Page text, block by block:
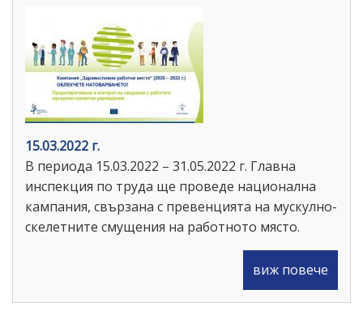
15.03.2022 г.
В периода 15.03.2022 – 31.05.2022 г. Главна
инспекция по труда ще проведе национална
кампания, свързана с превенцията на мускулно-
скелетните смущения на работното място.
виж повече